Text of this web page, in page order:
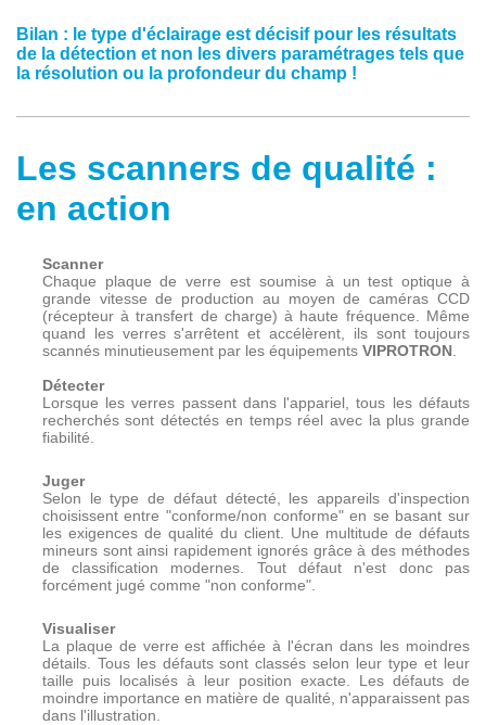
Bilan : le type d'éclairage est décisif pour les résultats
de la détection et non les divers paramétrages tels que
la résolution ou la profondeur du champ !
Les scanners de qualité :
en action
Scanner
Chaque plaque de verre est soumise à un test optique à
grande vitesse de production au moyen de caméras CCD
(récepteur à transfert de charge) à haute fréquence. Même
quand les verres s'arrêtent et accélèrent, ils sont toujours
scannés minutieusement par les équipements VIPROTRON.
Détecter
Lorsque les verres passent dans l'appariel, tous les défauts
recherchés sont détectés en temps réel avec la plus grande
fiabilité.
Juger
Selon le type de défaut détecté, les appareils d'inspection
choisissent entre "conforme/non conforme" en se basant sur
les exigences de qualité du client. Une multitude de défauts
mineurs sont ainsi rapidement ignorés grâce à des méthodes
de classification modernes. Tout défaut n'est donc pas
forcément jugé comme "non conforme".
Visualiser
La plaque de verre est affichée à l'écran dans les moindres
détails. Tous les défauts sont classés selon leur type et leur
taille puis localisés à leur position exacte. Les défauts de
moindre importance en matière de qualité, n'apparaissent pas
dans l'illustration.